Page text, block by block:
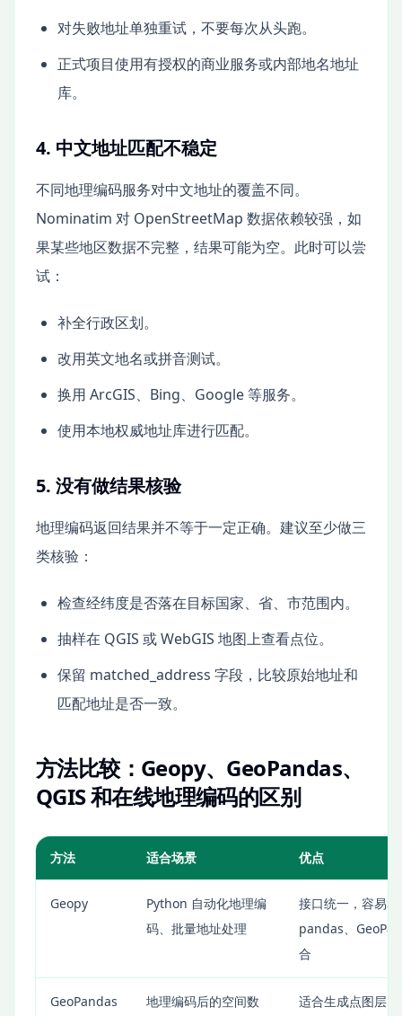
对失败地址单独重试，不要每次从头跑。
正式项目使用有授权的商业服务或内部地名地址
库。
4. 中文地址匹配不稳定
不同地理编码服务对中文地址的覆盖不同。
Nominatim 对 OpenStreetMap 数据依赖较强，如
果某些地区数据不完整，结果可能为空。此时可以尝
试：
补全行政区划。
改用英文地名或拼音测试。
换用 ArcGIS、Bing、Google 等服务。
使用本地权威地址库进行匹配。
5. 没有做结果核验
地理编码返回结果并不等于一定正确。建议至少做三
类核验：
检查经纬度是否落在目标国家、省、市范围内。
抽样在 QGIS 或 WebGIS 地图上查看点位。
保留 matched_address 字段，比较原始地址和
匹配地址是否一致。
方法比较：Geopy、GeoPandas、
QGIS 和在线地理编码的区别
方法 适合场景 优点
Geopy
Python 自动化地理编
码、批量地址处理
接口统一，容易和
pandas、
合
GeoPandas
地理编码后的空间数
适合生成点图层